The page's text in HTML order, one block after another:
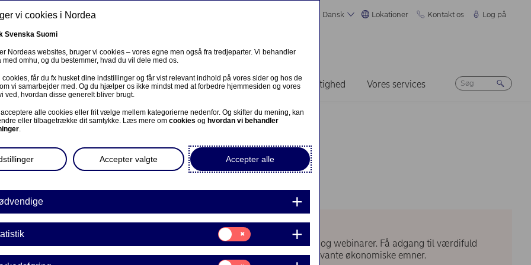
Dansk Lokationer Kontakt os Log på
Om os Investorer Nyheder & indblik Karriere Bæredygtighed Vores services
& følg
dig opdateret med vores brede vifte af nyhedsbreve, publikationer, podcasts og webinarer. Få adgang til værdifuld
information og prognoser fra vores økonomer og analytikere om relevante økonomiske emner.
vi cookies i Nordea
Svenska Suomi
Nordeas websites, bruger vi cookies – vores egne men også fra tredjeparter. Vi behandler
med omhu, og du bestemmer, hvad du vil dele med os.
cookies, får du fx husket dine indstillinger og får vist relevant indhold på vores sider og hos de
vi samarbejder med. Og du hjælper os ikke mindst med at forbedre hjemmesiden og vores
ved, hvordan disse generelt bliver brugt.
alle cookies eller frit vælge mellem kategorierne nedenfor. Og skifter du mening, kan
eller tilbagetrække dit samtykke. Læs mere om cookies og hvordan vi behandler
.
Accepter alle
Accepter valgte
Samtykke
til:
Statistik